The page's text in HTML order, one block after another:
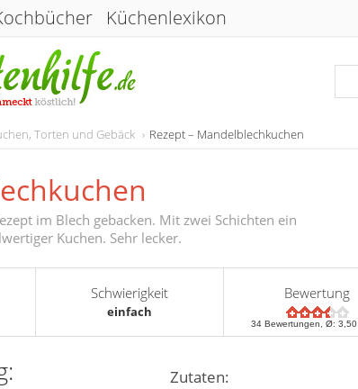
Küchenlexikon
Torten und Gebäck Rezept – Mandelblechkuchen
im Blech gebacken. Mit zwei Schichten ein
Kuchen. Sehr lecker.
Schwierigkeit
einfach
Bewertung
34 Bewertungen, Ø:3,50
Zutaten: